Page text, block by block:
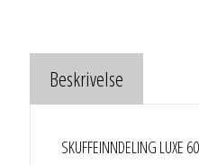
Beskrivelse
SKUFFEINNDELING LUXE